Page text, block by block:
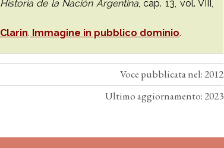
Historia de la Nación Argentina, cap. 13, vol. VIII,
Clarin. Immagine in pubblico dominio.
Voce pubblicata nel: 2012
Ultimo aggiornamento: 2023